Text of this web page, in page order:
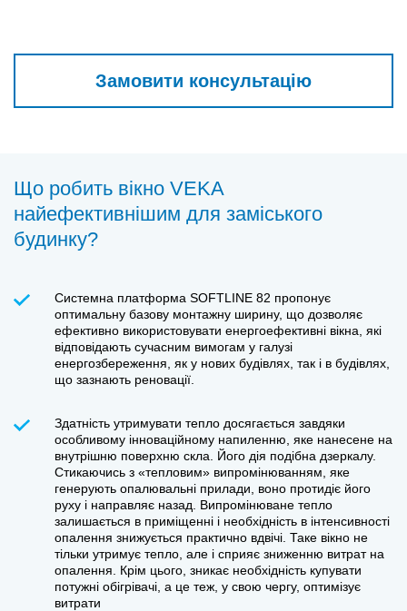
Замовити консультацію
Що робить вікно VEKA
найефективнішим для заміського
будинку?
Системна платформа SOFTLINE 82 пропонує
оптимальну базову монтажну ширину, що дозволяє
ефективно використовувати енергоефективні вікна, які
відповідають сучасним вимогам у галузі
енергозбереження, як у нових будівлях, так і в будівлях,
що зазнають реновації.
Здатність утримувати тепло досягається завдяки
особливому інноваційному напиленню, яке нанесене на
внутрішню поверхню скла. Його дія подібна дзеркалу.
Стикаючись з «тепловим» випромінюванням, яке
генерують опалювальні прилади, воно протидіє його
руху і направляє назад. Випромінюване тепло
залишається в приміщенні і необхідність в інтенсивності
опалення знижується практично вдвічі. Таке вікно не
тільки утримує тепло, але і сприяє зниженню витрат на
опалення. Крім цього, зникає необхідність купувати
потужні обігрівачі, а це теж, у свою чергу, оптимізує
витрати